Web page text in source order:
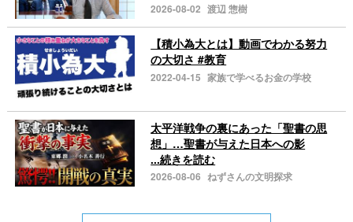
2026-08-02 渡辺 惣樹
【積小為大とは】動画でわかる努力
の大切さ #教育
2022-04-15 家族で学べるお金の学校
太平洋戦争の裏にあった「聖書の思
想」…聖書が与えた日本への影
...続きを読む
2026-08-06 ねずさんの文明探求